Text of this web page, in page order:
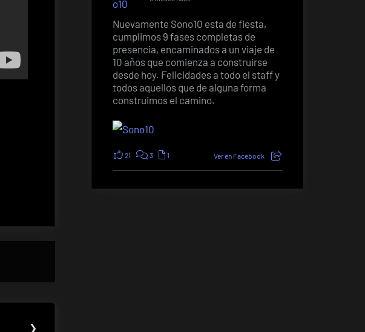
❯
Nuevamente Sono10 esta de fiesta,
cumplimos 9 fases completas de
presencia, encaminados a un viaje de
10 años que comienza a construirse
desde hoy. Felicidades a todo el staff y
todos aquellos que de alguna forma
construimos el camino.
21 3 1 Ver en Facebook